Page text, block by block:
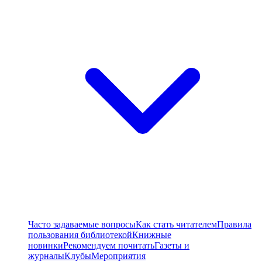
Часто задаваемые вопросыКак стать читателемПравила
пользования библиотекойКнижные
новинкиРекомендуем почитатьГазеты и
журналыКлубыМероприятия